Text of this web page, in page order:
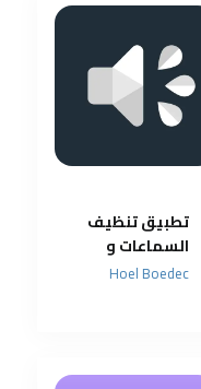
تطبيق تنظيف
السماعات و
زيادة الصوت و
Hoel Boedec